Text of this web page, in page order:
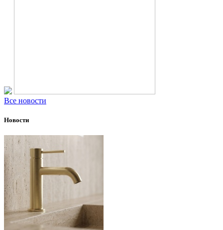
Все новости
Новости